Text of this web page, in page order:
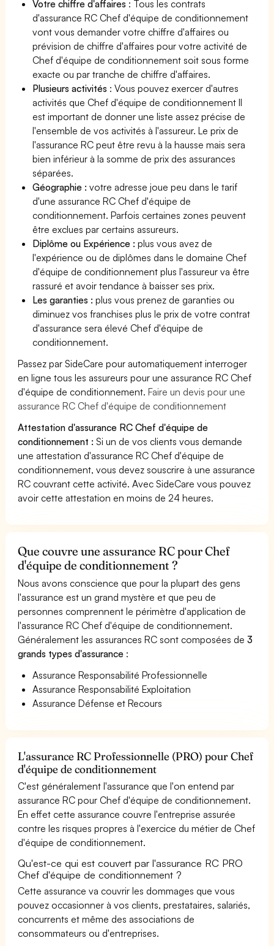
Votre chiffre d'affaires : Tous les contrats
d'assurance RC Chef d'équipe de conditionnement
vont vous demander votre chiffre d'affaires ou
prévision de chiffre d'affaires pour votre activité de
Chef d'équipe de conditionnement soit sous forme
exacte ou par tranche de chiffre d'affaires.
Plusieurs activités : Vous pouvez exercer d'autres
activités que Chef d'équipe de conditionnement Il
est important de donner une liste assez précise de
l'ensemble de vos activités à l'assureur. Le prix de
l'assurance RC peut être revu à la hausse mais sera
bien inférieur à la somme de prix des assurances
séparées.
Géographie :votre adresse joue peu dans le tarif
d'une assurance RC Chef d'équipe de
conditionnement. Parfois certaines zones peuvent
être exclues par certains assureurs.
Diplôme ou Expérience :plus vous avez de
l'expérience ou de diplômes dans le domaine Chef
d'équipe de conditionnement plus l'assureur va être
rassuré et avoir tendance à baisser ses prix.
Les garanties :plus vous prenez de garanties ou
diminuez vos franchises plus le prix de votre contrat
d'assurance sera élevé Chef d'équipe de
conditionnement.
Passez par SideCare pour automatiquement interroger
en ligne tous les assureurs pour une assurance RC Chef
d'équipe de conditionnement.Faire un devis pour une
assurance RC Chef d'équipe de conditionnement
Attestation d'assurance RC Chef d'équipe de
conditionnement : Si un de vos clients vous demande
une attestation d'assurance RC Chef d'équipe de
conditionnement, vous devez souscrire à une assurance
RC couvrant cette activité. Avec SideCare vous pouvez
avoir cette attestation en moins de 24 heures.
Que couvre une assurance RC pour Chef
d'équipe de conditionnement ?
Nous avons conscience que pour la plupart des gens
l'assurance est un grand mystère et que peu de
personnes comprennent le périmètre d'application de
l'assurance RC Chef d'équipe de conditionnement.
Généralement les assurances RC sont composées de3
grands types d'assurance :
Assurance Responsabilité Professionnelle
Assurance Responsabilité Exploitation
Assurance Défense et Recours
L'assurance RC Professionnelle (PRO) pour Chef
d'équipe de conditionnement
C'est généralement l'assurance que l'on entend par
assurance RC pour Chef d'équipe de conditionnement.
En effet cette assurance couvre l'entreprise assurée
contre les risques propres à l'exercice du métier de Chef
d'équipe de conditionnement.
Qu'est-ce qui est couvert par l'assurance RC PRO
Chef d'équipe de conditionnement ?
Cette assurance va couvrir les dommages que vous
pouvez occasionner à vos clients, prestataires, salariés,
concurrents et même des associations de
consommateurs ou d'entreprises.